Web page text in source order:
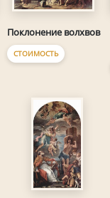
Поклонение волхвов
СТОИМОСТЬ